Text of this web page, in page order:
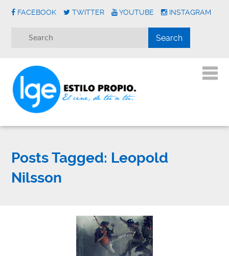
FACEBOOK TWITTER YOUTUBE INSTAGRAM
Posts Tagged: Leopold
Nilsson